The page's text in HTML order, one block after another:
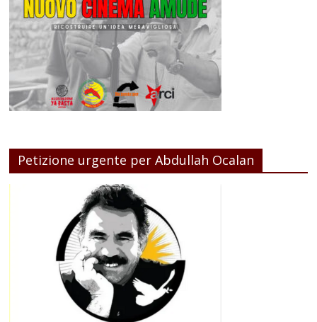
Petizione urgente per Abdullah Ocalan